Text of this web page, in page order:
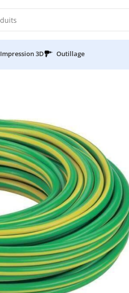
Impression 3D Outillage